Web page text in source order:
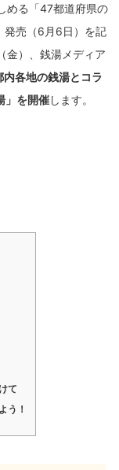
める「47都道府県の
発売（6月6日）を記
金）、銭湯メディア
内各地の銭湯とコラ
」を開催します。
て
う！